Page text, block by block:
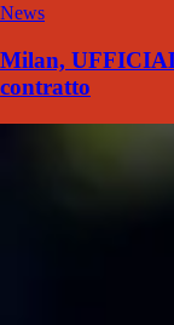
News
Milan,
contratto